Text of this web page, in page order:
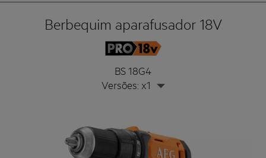
Berbequim aparafusador 18V
BS 18G4
Versões: x1